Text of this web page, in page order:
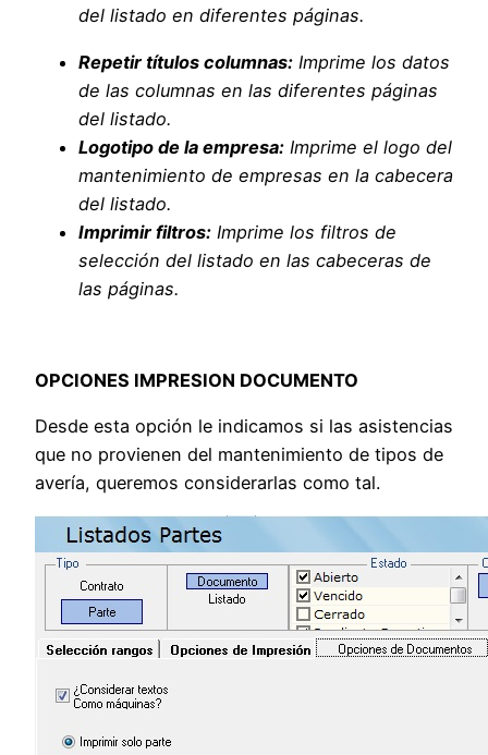
del listado en diferentes páginas.
Repetir títulos columnas: Imprime los datos
de las columnas en las diferentes páginas
del listado.
Logotipo de la empresa: Imprime el logo del
mantenimiento de empresas en la cabecera
del listado.
Imprimir filtros: Imprime los filtros de
selección del listado en las cabeceras de
las páginas.
OPCIONES IMPRESION DOCUMENTO
Desde esta opción le indicamos si las asistencias
que no provienen del mantenimiento de tipos de
avería, queremos considerarlas como tal.